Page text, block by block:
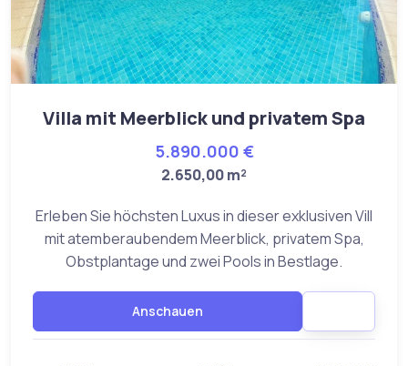
Villa mit Meerblick und privatem Spa
5.890.000 €
2.650,00 m²
Erleben Sie höchsten Luxus in dieser exklusiven Vill
mit atemberaubendem Meerblick, privatem Spa,
Obstplantage und zwei Pools in Bestlage.
Anschauen